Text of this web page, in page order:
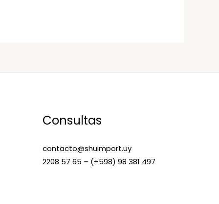
Consultas
contacto@shuimport.uy
2208 57 65 – (+598) 98 381 497